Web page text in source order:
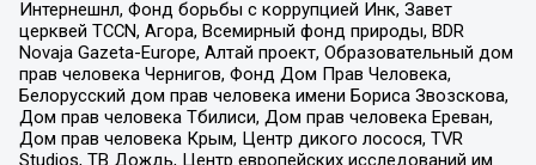
Интернешнл, Фонд борьбы с коррупцией Инк, Завет
церквей TCCN, Агора, Всемирный фонд природы, BDR
Novaja Gazeta-Europe, Алтай проект, Образовательный дом
прав человека Чернигов, Фонд Дом Прав Человека,
Белорусский дом прав человека имени Бориса Звозскова,
Дом прав человека Тбилиси, Дом прав человека Ереван,
Дом прав человека Крым, Центр дикого лосося, TVR
Studios, ТВ Дождь, Центр европейских исследований им